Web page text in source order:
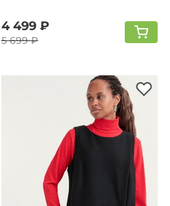
4 499 ₽
5 699 ₽